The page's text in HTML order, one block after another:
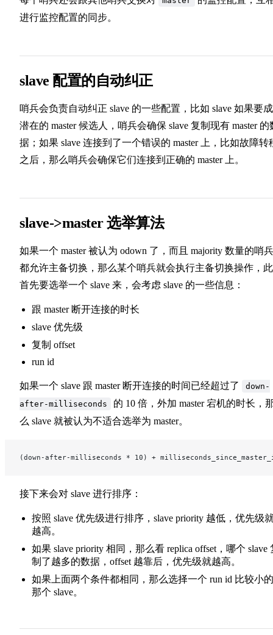
进行监控配置的同步。
slave 配置的自动纠正
哨兵会负责自动纠正 slave 的一些配置，比如 slave 如果要
潜在的 master 候选人，哨兵会确保 slave 复制现有 master 的
据；如果 slave 连接到了一个错误的 master 上，比如故障转
之后，那么哨兵会确保它们连接到正确的 master 上。
slave->master 选举算法
如果一个 master 被认为 odown 了，而且 majority 数量的哨兵
都允许主备切换，那么某个哨兵就会执行主备切换操作，
首先要选举一个 slave 来，会考虑 slave 的一些信息：
跟 master 断开连接的时长
slave 优先级
复制 offset
run id
如果一个 slave 跟 master 断开连接的时间已经超过了
down-
after-milliseconds
的 10 倍，外加 master 宕机的时长，
么 slave 就被认为不适合选举为 master。
(down-after-milliseconds * 10) +
接下来会对 slave 进行排序：
按照 slave 优先级进行排序，slave priority 越低，优先级
越高。
如果 slave priority 相同，那么看 replica offset，哪个 slave
制了越多的数据，offset 越靠后，优先级就越高。
如果上面两个条件都相同，那么选择一个 run id 比较小的
那个 slave。